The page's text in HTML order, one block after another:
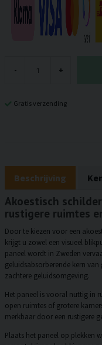
- +
Gratis verzending
Beschrijving
Akoestisch
rustigere ruimtes
Door te kiezen voor een
krijgt u zowel een visueel
paneel wordt in Zweden
geluidsabsorberende kern
zachtere geluidsomgeving.
Het paneel is vooral nuttig in
open ruimtes of grotere
merkbaar door een rustigere
Plaats het paneel op plekken